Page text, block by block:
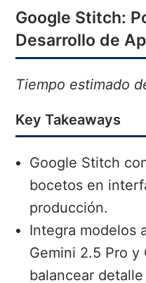
Google Stitch:
Desarrollo de
Tiempo estimado
Key Takeaways
Google Stitch
bocetos en
producción.
Integra modelos
Gemini 2.5 Pro y
balancear